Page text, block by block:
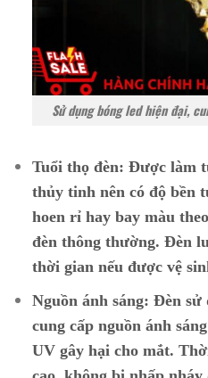
Sử dụng bóng led hiện đại,
Tuổi thọ đèn: Được làm
thủy tinh nên có độ bền
hoen rỉ hay bay màu
đèn thông thường. Đèn
thời gian nếu được vệ
Nguồn ánh sáng: Đèn sử
cung cấp nguồn ánh
UV gây hại cho mắt.